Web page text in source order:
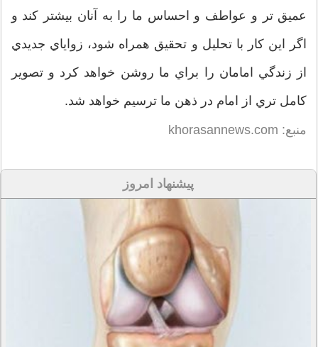
عميق تر و عواطف و احساس ما را به آنان بيشتر كند و
اگر اين كار با تحليل و تحقيق همراه شود، زواياي جديدي
از زندگي امامان را براي ما روشن خواهد كرد و تصوير
كامل تري از امام در ذهن ما ترسيم خواهد شد.
منبع: khorasannews.com
پیشنهاد امروز